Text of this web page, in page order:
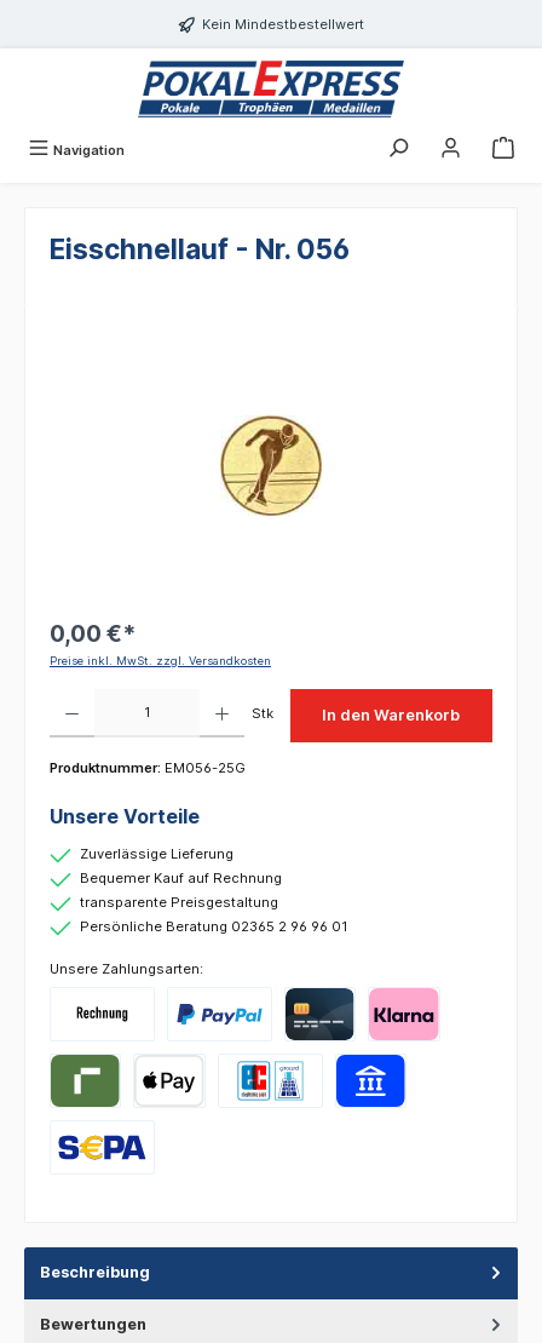
Kein Mindestbestellwert
Navigation
Eisschnellauf - Nr. 056
0,00 €*
Preise inkl. MwSt. zzgl. Versandkosten
Stk In den Warenkorb
Produktnummer: EM056-25G
Unsere Vorteile
Zuverlässige Lieferung
Bequemer Kauf auf Rechnung
transparente Preisgestaltung
Persönliche Beratung 02365 2 96 96 01
Unsere Zahlungsarten:
Beschreibung
Bewertungen